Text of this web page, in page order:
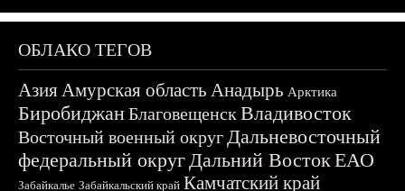
ОБЛАКО ТЕГОВ
АзияАмурская область Анадырь Арктика
БиробиджанБлаговещенскВладивосток
Восточный военный округДальневосточный
федеральный округДальний ВостокЕАО
Забайкалье Забайкальский край Камчатский край